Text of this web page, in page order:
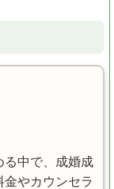
る中で、成婚成
やカウンセラ